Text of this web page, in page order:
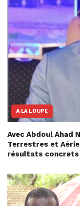
A LA LOUPE
Avec Abdoul Ahad
Terrestres et
résultats concrets